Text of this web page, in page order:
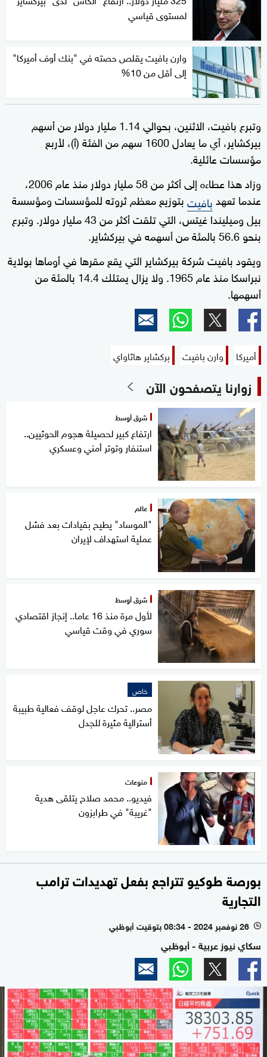
لمستوى قياسي
وارن بافيت يقلص حصته في "بنك أوف أميركا"
إلى أقل من 10%
وتبرع بافيت، الاثنين، بحوالي 1.14 مليار دولار من أسهم
بيركشاير، أي ما يعادل 1600 سهم من الفئة (أ)، لأربع
مؤسسات عائلية.
وزاد هذا عطاءه إلى أكثر من 58 مليار دولار منذ عام 2006،
عندما تعهدبافيتبتوزيع معظم ثروته للمؤسسات ومؤسسة
بيل وميليندا غيتس، التي تلقت أكثر من 43 مليار دولار. وتبرع
بنحو 56.6 بالمئة من أسهمه في بيركشاير.
ويقود بافيت شركة بيركشاير التي يقع مقرها في أوماها بولاية
نبراسكا منذ عام 1965. ولا يزال يمتلك 14.4 بالمئة من
أسهمها.
أميركا وارن بافيت بركشاير هاثاواي
زوارنا يتصفحون الآن
شرق أوسط
ارتفاع كبير لحصيلة هجوم الحوثيين..
استنفار وتوتر أمني وعسكري
عالم
"الموساد" يطيح بقيادات بعد فشل
عملية استهداف لإيران
شرق أوسط
لأول مرة منذ 16 عاما.. إنجاز اقتصادي
سوري في وقت قياسي
خاص
مصر.. تحرك عاجل لوقف فعالية طبيبة
أسترالية مثيرة للجدل
منوعات
فيديو.. محمد صلاح يتلقى هدية
"غريبة" في طرابزون
بورصة طوكيو تتراجع بفعل تهديدات ترامب
التجارية
l 26 نوفمبر 2024 - 08:34 بتوقيت أبوظبي
سكاي نيوز عربية - أبوظبي